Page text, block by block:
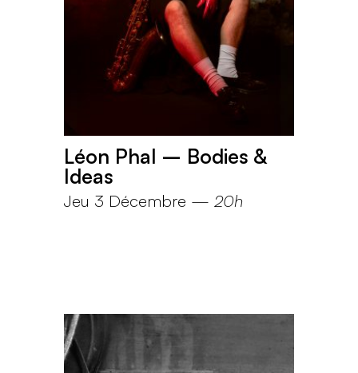
Léon Phal – Bodies &
Ideas
Jeu 3 Décembre — 20h